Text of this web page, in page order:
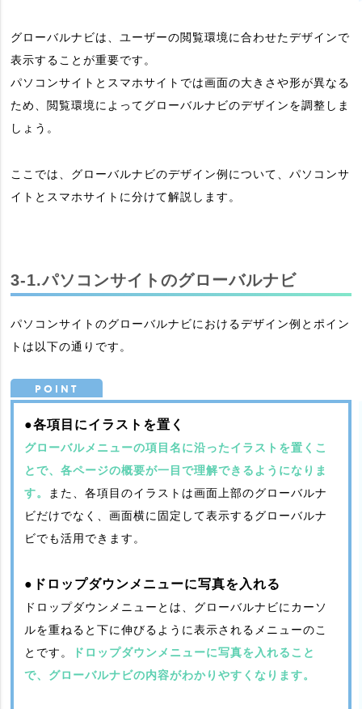
グローバルナビは、ユーザーの閲覧環境に合わせたデザインで
表示することが重要です。
パソコンサイトとスマホサイトでは画面の大きさや形が異なる
ため、閲覧環境によってグローバルナビのデザインを調整しま
しょう。
ここでは、グローバルナビのデザイン例について、パソコンサ
イトとスマホサイトに分けて解説します。
3-1.パソコンサイトのグローバルナビ
パソコンサイトのグローバルナビにおけるデザイン例とポイン
トは以下の通りです。
●各項目にイラストを置く
グローバルメニューの項目名に沿ったイラストを置くこ
とで、各ページの概要が一目で理解できるようになりま
す。
また、各項目のイラストは画面上部のグローバルナ
ビだけでなく、画面横に固定して表示するグローバルナ
ビでも活用できます。
●ドロップダウンメニューに写真を入れる
ドロップダウンメニューとは、グローバルナビにカーソ
ルを重ねると下に伸びるように表示されるメニューのこ
とです。
ドロップダウンメニューに写真を入れること
で、グローバルナビの内容がわかりやすくなります。